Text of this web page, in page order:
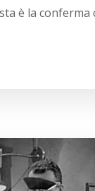
è la conferma